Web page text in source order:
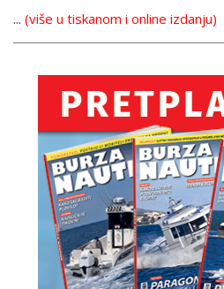
... (više u tiskanom i online izdanju)